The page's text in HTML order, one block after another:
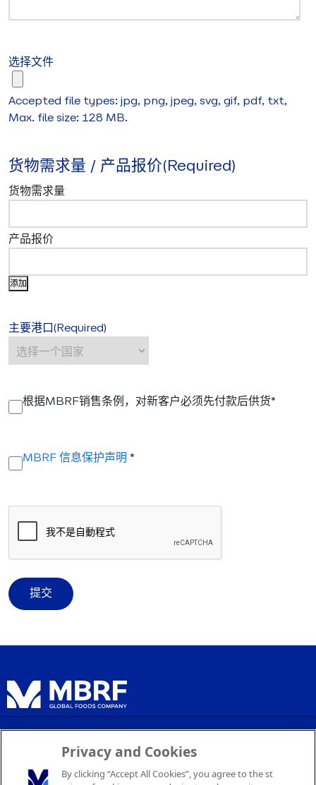
选择文件
Accepted file types: jpg, png, jpeg, svg, gif, pdf, txt,
Max. file size: 128 MB.
货物需求量 / 产品报价(Required)
添加
主要港口(Required)
(R
u
d)
根据MBRF销售条例，对新客户必须先付款后供货*
(R
q
e
MBRF 信息保护声明 *
Cookie 设置
Privacy and Cookies
By clicking “Accept All Cookies”, you agree to the st